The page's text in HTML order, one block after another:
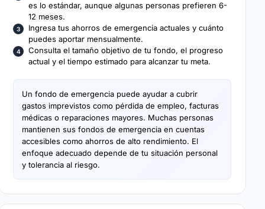
es lo estándar, aunque algunas personas prefieren 6-
12 meses.
Ingresa tus ahorros de emergencia actuales y cuánto
puedes aportar mensualmente.
Consulta el tamaño objetivo de tu fondo, el progreso
actual y el tiempo estimado para alcanzar tu meta.
Un fondo de emergencia puede ayudar a cubrir
gastos imprevistos como pérdida de empleo, facturas
médicas o reparaciones mayores. Muchas personas
mantienen sus fondos de emergencia en cuentas
accesibles como ahorros de alto rendimiento. El
enfoque adecuado depende de tu situación personal
y tolerancia al riesgo.